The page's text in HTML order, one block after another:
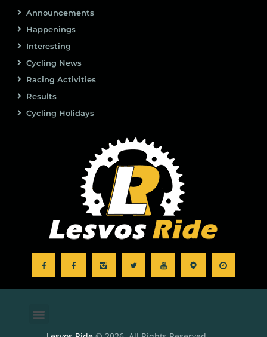
Announcements
Happenings
Interesting
Cycling News
Racing Activities
Results
Cycling Holidays